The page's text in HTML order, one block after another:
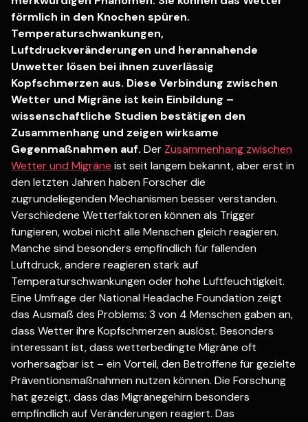
förmlich in den Knochen spüren.
Temperaturschwankungen,
Luftdruckveränderungen und herannahende
Unwetter lösen bei ihnen zuverlässig
Kopfschmerzen aus. Diese Verbindung zwischen
Wetter und Migräne ist kein Einbildung –
wissenschaftliche Studien bestätigen den
Zusammenhang und zeigen wirksame
Gegenmaßnahmen auf. Der Zusammenhang zwischen
Wetter und Migräne ist seit langem bekannt, aber erst in
den letzten Jahren haben Forscher die
zugrundeliegenden Mechanismen besser verstanden.
Verschiedene Wetterfaktoren können als Trigger
fungieren, wobei nicht alle Menschen gleich reagieren.
Manche sind besonders empfindlich für fallenden
Luftdruck, andere reagieren stark auf
Temperaturschwankungen oder hohe Luftfeuchtigkeit.
Eine Umfrage der National Headache Foundation zeigt
das Ausmaß des Problems: 3 von 4 Menschen gaben an,
dass Wetter ihre Kopfschmerzen auslöst. Besonders
interessant ist, dass wetterbedingte Migräne oft
vorhersagbar ist – ein Vorteil, den Betroffene für gezielte
Präventionsmaßnahmen nutzen können. Die Forschung
hat gezeigt, dass das Migränegehirn besonders
empfindlich auf Veränderungen reagiert. Das